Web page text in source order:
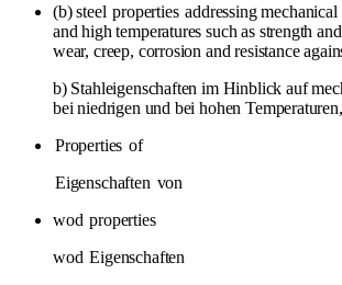
(b) steel properties addressing mechanical
and high temperatures such as strength
wear, creep, corrosion and resistance
b) Stahleigenschaften im Hinblick auf
bei niedrigen und bei hohen
Properties of
Eigenschaften von
wod properties
wod Eigenschaften